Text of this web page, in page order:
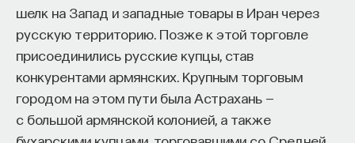
шелк на Запад и западные товары в Иран через
русскую территорию. Позже к этой торговле
присоединились русские купцы, став
конкурентами армянских. Крупным торговым
городом на этом пути была Астрахань —
с большой армянской колонией, а также